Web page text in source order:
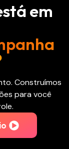
em
Construímos
para você